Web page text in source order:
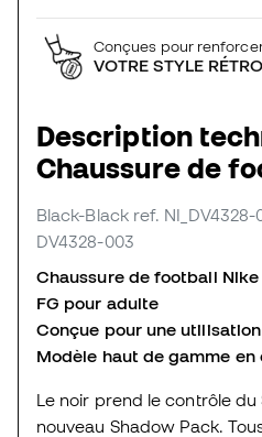
Conçues pour
VOTRE STYLE RÉTRO
Description
Chaussure de
Black-Black ref. NI_DV4328-
DV4328-003
Chaussure de football
FG pour adulte
Conçue pour une
Modèle haut de gamme
Le noir prend le contrôle du
nouveau Shadow Pack.